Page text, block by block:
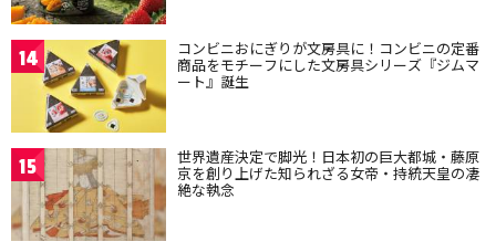
14 コンビニおにぎりが文房具に！コンビニの定番
商品をモチーフにした文房具シリーズ『ジムマ
ート』誕生
15 世界遺産決定で脚光！日本初の巨大都城・藤原
京を創り上げた知られざる女帝・持統天皇の凄
絶な執念